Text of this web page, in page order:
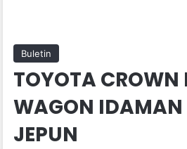
Buletin
TOYOTA CROWN
WAGON IDAMAN
JEPUN